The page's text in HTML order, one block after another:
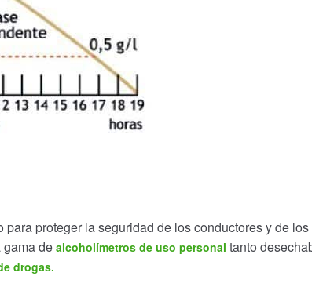
proteger la seguridad de los conductores y de los
gama dealcoholímetros de uso personal tanto
drogas.